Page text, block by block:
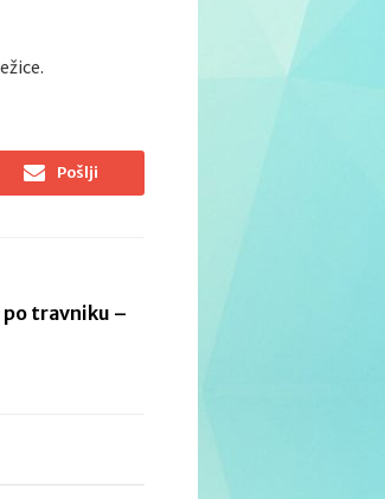
Pošlji
travniku –